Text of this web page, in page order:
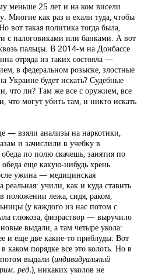
меньше 25 лет и на ком висели
Многие как раз и ехали туда, чтобы
вот такая политика тогда была,
с налоговиками или банками. А вот
пальцы. В 2014-м на Донбассе
отряда из таких состояла —
в федеральном розыске, злостные
будет искать? Судебные
что ли? Там же все с оружием, все
что могут убить там, и никто искать
— взяли анализы на наркотики,
и зачислили в учебку в
по полю скачешь, занятия по
еще какую-нибудь хрень
ужина — медицинская
учили, как и куда ставить
положении лежа, сидя, раком,
(у каждого из нас потом с
глюкоза, физраствор — выручило
выдали, а там четыре укола:
и еще две какие-то приблуды. Вот
каком порядке все это колоть. Но в
выдали (индивидуальный
ред.), никаких уколов не